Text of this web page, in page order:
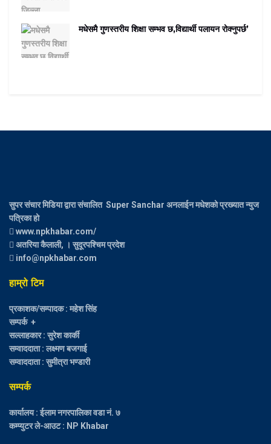
मधेसमै गुणस्तरीय शिक्षा सम्भव छ,विद्यार्थी पलायन रोक्नुपर्छ’
सुपर संचार मिडिया द्वारा संचालित Super Sanchar अनलाईन मधेशको प्रख्यात न्युज
पत्रिका हो
www.npkhabar.com/
अतरिया कैलाली, । सुदूरपश्चिम प्रदेश
info@npkhabar.com
हाम्रो टिम
प्रकाशक/सम्पादक : महेश सिंह
सम्पर्क +
सल्लाहकार : सुरेश कार्की
सम्वाददाता : लक्ष्मण बजगाई
सम्वाददाता : सुमीत्रा भण्डारी
सम्पर्क
कार्यालय : ईलाम नगरपालिका वडा नं. ७
कम्प्युटर ले-आउट : NP Khabar